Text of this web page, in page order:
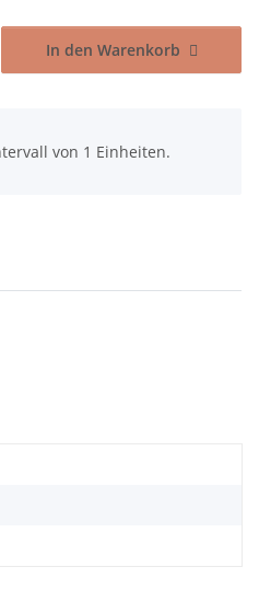
In den Warenkorb
von 1 Einheiten.